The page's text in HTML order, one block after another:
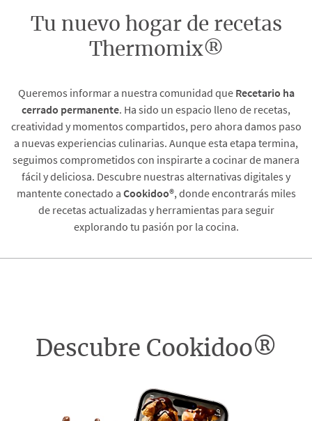
Tu nuevo hogar de recetas
Thermomix®
Queremos informar a nuestra comunidad que Recetario ha
cerrado permanente. Ha sido un espacio lleno de recetas,
creatividad y momentos compartidos, pero ahora damos paso
a nuevas experiencias culinarias. Aunque esta etapa termina,
seguimos comprometidos con inspirarte a cocinar de manera
fácil y deliciosa. Descubre nuestras alternativas digitales y
mantente conectado a Cookidoo®, donde encontrarás miles
de recetas actualizadas y herramientas para seguir
explorando tu pasión por la cocina.
Descubre Cookidoo®